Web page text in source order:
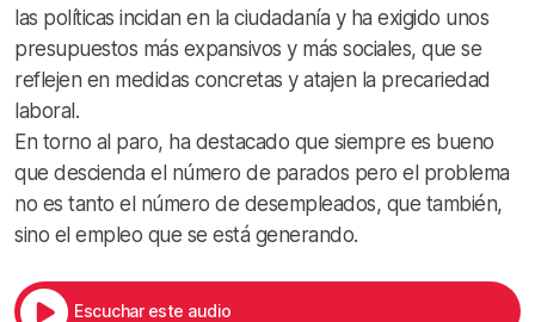
las políticas incidan en la ciudadanía y ha exigido unos
presupuestos más expansivos y más sociales, que se
reflejen en medidas concretas y atajen la precariedad
laboral.
En torno al paro, ha destacado que siempre es bueno
que descienda el número de parados pero el problema
no es tanto el número de desempleados, que también,
sino el empleo que se está generando.
Escuchar este audio